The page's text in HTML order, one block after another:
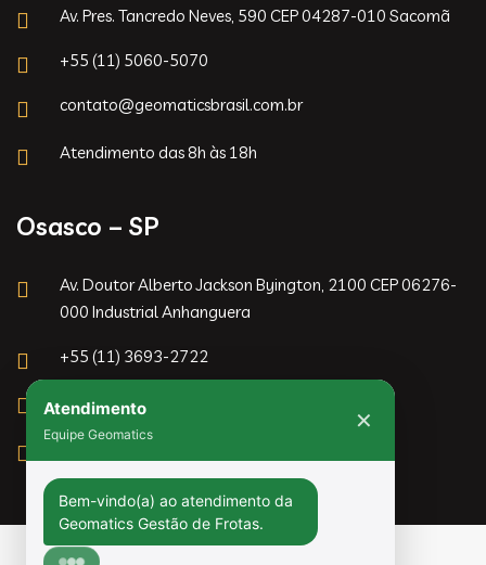
Av. Pres. Tancredo Neves, 590 CEP 04287-010 Sacomã
+55 (11) 5060-5070
contato@geomaticsbrasil.com.br
Atendimento das 8h às 18h
Osasco – SP
Av. Doutor Alberto Jackson Byington, 2100 CEP 06276-
000 Industrial Anhanguera
+55 (11) 3693-2722
contato@geomaticsbrasil.com.br
Atendimento das 8h às 18h
Equipe Geomatics
Geomatics Gestão de Frotas.